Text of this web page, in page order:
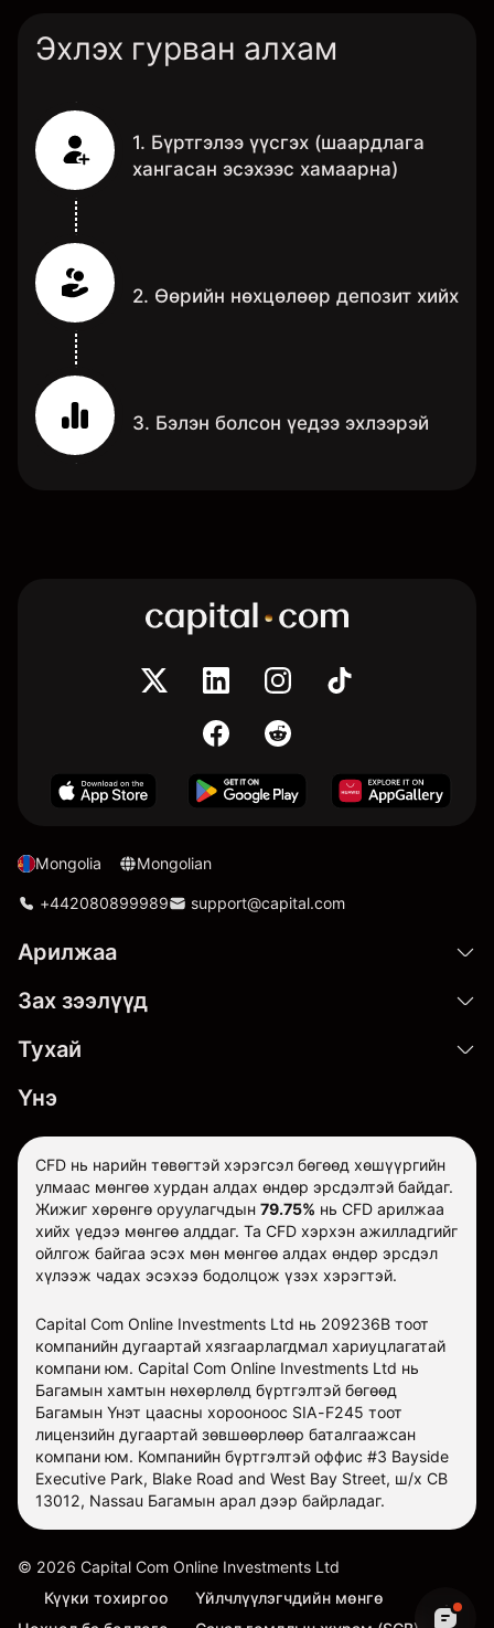
Эхлэх гурван алхам
1. Бүртгэлээ үүсгэх (шаардлага
хангасан эсэхээс хамаарна)
2. Өөрийн нөхцөлөөр депозит хийх
3. Бэлэн болсон үедээ эхлээрэй
Mongolia Mongolian
+442080899989 support@capital.com
Арилжаа
Зах зээлүүд
Тухай
Үнэ
CFD нь нарийн төвөгтэй хэрэгсэл бөгөөд хөшүүргийн
улмаас мөнгөө хурдан алдах өндөр эрсдэлтэй байдаг.
Жижиг хөрөнгө оруулагчдын 79.75% нь CFD арилжаа
хийх үедээ мөнгөө алддаг. Та CFD хэрхэн ажилладгийг
ойлгож байгаа эсэх мөн мөнгөө алдах өндөр эрсдэл
хүлээж чадах эсэхээ бодолцож үзэх хэрэгтэй.
Capital Com Online Investments Ltd нь 209236B тоот
компанийн дугаартай хязгаарлагдмал хариуцлагатай
компани юм. Capital Com Online Investments Ltd нь
Багамын хамтын нөхөрлөлд бүртгэлтэй бөгөөд
Багамын Үнэт цаасны хорооноос SIA-F245 тоот
лицензийн дугаартай зөвшөөрлөөр баталгаажсан
компани юм. Компанийн бүртгэлтэй оффис #3 Bayside
Executive Park, Blake Road and West Bay Street, ш/х CB
13012, Nassau Багамын арал дээр байрладаг.
© 2026 Capital Com Online Investments Ltd
Күүки тохиргоо
Үйлчлүүлэгчдийн мөнгө